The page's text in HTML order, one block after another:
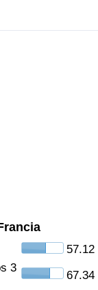
57.12
3
67.34